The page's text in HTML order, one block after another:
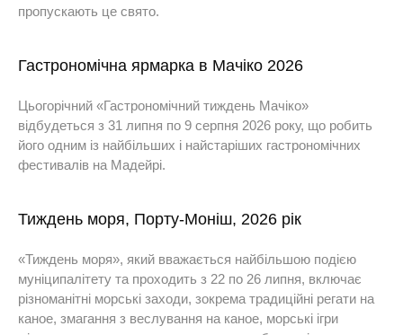
пропускають це свято.
Гастрономічна ярмарка в Мачіко 2026
Цьогорічний «Гастрономічний тиждень Мачіко»
відбудеться з 31 липня по 9 серпня 2026 року, що робить
його одним із найбільших і найстаріших гастрономічних
фестивалів на Мадейрі.
Тиждень моря, Порту-Моніш, 2026 рік
«Тиждень моря», який вважається найбільшою подією
муніципалітету та проходить з 22 по 26 липня, включає
різноманітні морські заходи, зокрема традиційні регати на
каное, змагання з веслування на каное, морські ігри